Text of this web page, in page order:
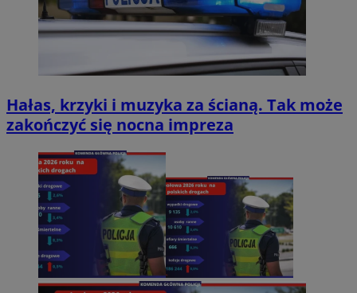
Hałas, krzyki i muzyka za ścianą. Tak może
zakończyć się nocna impreza